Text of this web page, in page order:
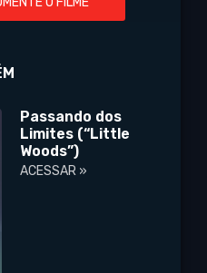
Passando dos
Limites (“Little
Woods”)
ACESSAR »